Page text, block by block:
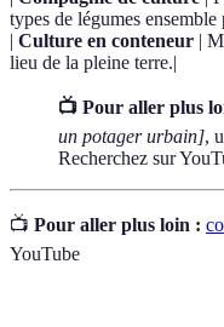
types de légumes
| Culture en conteneur |
lieu de la pleine terre.|
📺 Pour aller plus
un potager urbain],
Recherchez sur
📺 Pour aller plus loin :
YouTube